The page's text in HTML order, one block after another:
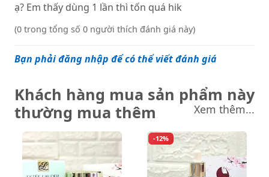
ạ? Em thấy dùng 1 lần thì tốn quá hik
(0 trong tổng số 0 người thích đánh giá này)
Bạn phải đăng nhập để có thể viết đánh giá
Khách hàng mua sản phẩm này
thường mua thêm
Xem thêm...
-12%